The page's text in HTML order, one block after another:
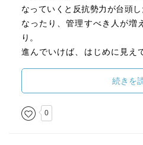
なっていくと反抗勢力が台頭
なったり、管理すべき人が増
り。
進んでいけば、はじめに見え
ど、対応しなきゃいけない。
軟に早く対応していけるか。
断を常にしていたってのは僕
勢なんだろなと思います。
続きを
0